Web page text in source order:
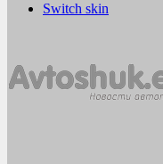
Switch skin